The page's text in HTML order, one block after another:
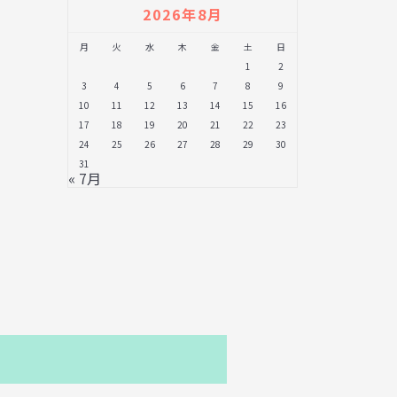
2026年8月
月 火 水 木 金 土
日
1
2
3
4 5 6 7 8
9
10
11 12 13 14 15
16
17
18 19 20 21 22
23
24
25 26 27 28 29
30
31
« 7月